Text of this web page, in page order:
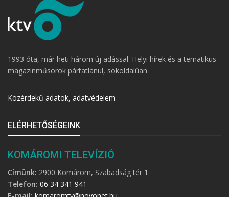
1993 óta, már heti három új adással. Helyi hírek és a tematikus
magazinműsorok pártatlanul, sokoldalúan.
Közérdekű adatok, adatvédelem
ELÉRHETŐSÉGEINK
KOMÁROMI TELEVÍZIÓ
Címünk: 2900 Komárom, Szabadság tér 1.
Telefon: 06 34 341 941